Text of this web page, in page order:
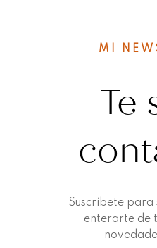
MI
Te
Suscríbete para
enterarte de